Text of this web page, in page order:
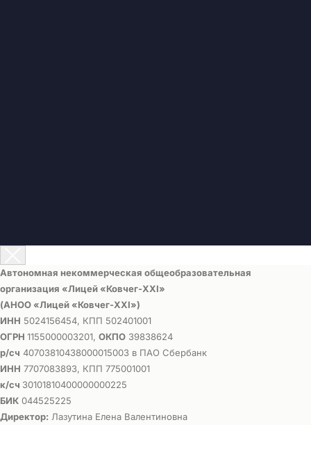
Автономная некоммерческая общеобразовательная
организация «Лицей «Ковчег-ХХI»
(АНОО «Лицей «Ковчег-ХХI»)
ИНН 5024156454, КПП 502401001
ОГРН 1155000003201, ОКПО 39838624
р/сч 40703810438000015003 в ПАО Сбербанк
ИНН 7707083893, КПП 775001001
к/сч 30101810400000000225
БИК 044525225
Директор: Лазутина Елена Валентиновна